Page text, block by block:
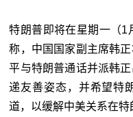
特朗普即将在星期一（1
称，中国国家副主席韩
平与特朗普通话并派韩
递友善姿态，并希望特
道，以缓解中美关系在特